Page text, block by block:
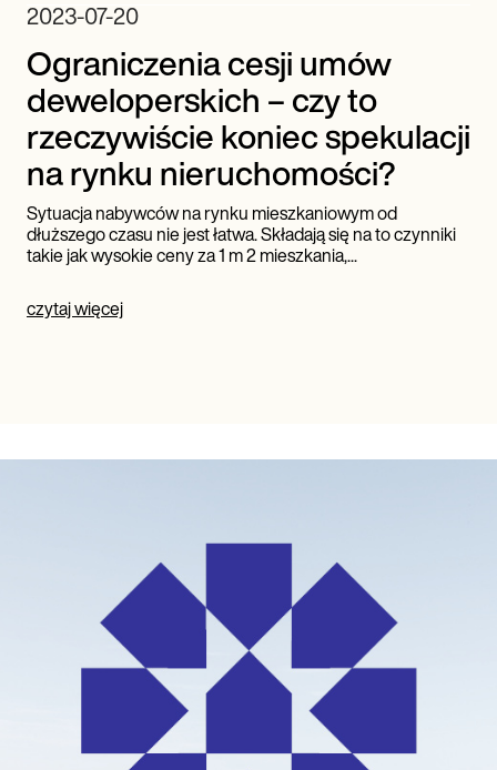
2023-07-20
Ograniczenia cesji umów
deweloperskich – czy to
rzeczywiście koniec spekulacji
na rynku nieruchomości?
Sytuacja nabywców na rynku mieszkaniowym od
dłuższego czasu nie jest łatwa. Składają się na to czynniki
takie jak wysokie ceny za 1 m 2 mieszkania,...
czytaj więcej